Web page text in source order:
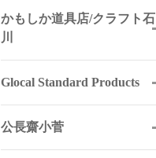
かもしか道具店/クラフト石
川
Glocal Standard Products
公長齋小菅